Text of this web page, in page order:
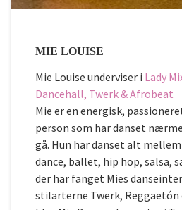
MIE LOUISE
Mie Louise underviser i Lady
Dancehall, Twerk & Afrobeat
Mie er en energisk,
person som har danset
gå. Hun har danset alt
dance, ballet, hip hop, salsa,
der har fanget Mies
stilarterne Twerk, Reggaetón